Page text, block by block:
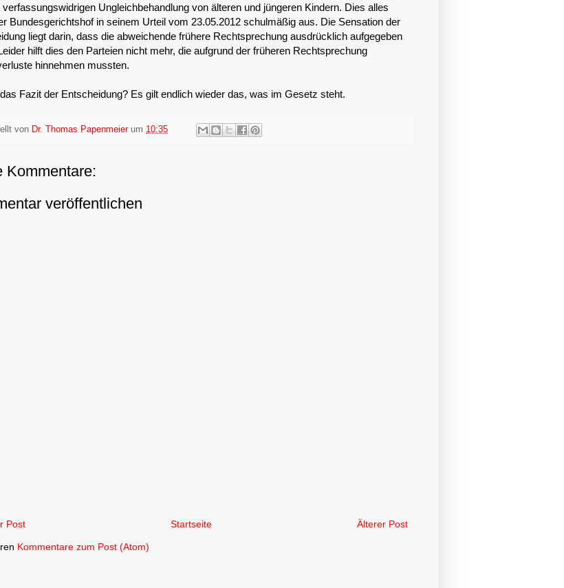
verfassungswidrigen Ungleichbehandlung von älteren und jüngeren Kindern. Dies alles
Bundesgerichtshof in seinem Urteil vom 23.05.2012 schulmäßig aus. Die Sensation der
liegt darin, dass die abweichende frühere Rechtsprechung ausdrücklich aufgegeben
hilft dies den Parteien nicht mehr, die aufgrund der früheren Rechtsprechung
hinnehmen mussten.
Fazit der Entscheidung? Es gilt endlich wieder das, was im Gesetz steht.
von Dr. Thomas Papenmeier um 10:35
Kommentare:
veröffentlichen
Post Älterer Post
Startseite
Kommentare zum Post (Atom)